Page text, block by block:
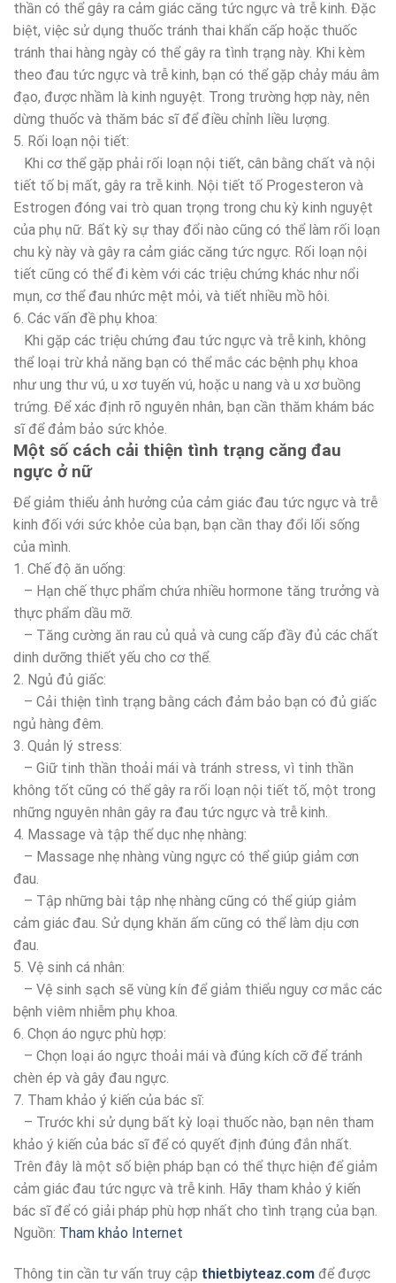
thần có thể gây ra cảm giác căng tức ngực và trễ kinh. Đặc
biệt, việc sử dụng thuốc tránh thai khẩn cấp hoặc thuốc
tránh thai hàng ngày có thể gây ra tình trạng này. Khi kèm
theo đau tức ngực và trễ kinh, bạn có thể gặp chảy máu âm
đạo, được nhầm là kinh nguyệt. Trong trường hợp này, nên
dừng thuốc và thăm bác sĩ để điều chỉnh liều lượng.
5. Rối loạn nội tiết:
Khi cơ thể gặp phải rối loạn nội tiết, cân bằng chất và nội
tiết tố bị mất, gây ra trễ kinh. Nội tiết tố Progesteron và
Estrogen đóng vai trò quan trọng trong chu kỳ kinh nguyệt
của phụ nữ. Bất kỳ sự thay đổi nào cũng có thể làm rối loạn
chu kỳ này và gây ra cảm giác căng tức ngực. Rối loạn nội
tiết cũng có thể đi kèm với các triệu chứng khác như nổi
mụn, cơ thể đau nhức mệt mỏi, và tiết nhiều mồ hôi.
6. Các vấn đề phụ khoa:
Khi gặp các triệu chứng đau tức ngực và trễ kinh, không
thể loại trừ khả năng bạn có thể mắc các bệnh phụ khoa
như ung thư vú, u xơ tuyến vú, hoặc u nang và u xơ buồng
trứng. Để xác định rõ nguyên nhân, bạn cần thăm khám bác
sĩ để đảm bảo sức khỏe.
Một số cách cải thiện tình trạng căng đau
ngực ở nữ
Để giảm thiểu ảnh hưởng của cảm giác đau tức ngực và trễ
kinh đối với sức khỏe của bạn, bạn cần thay đổi lối sống
của mình.
1. Chế độ ăn uống:
– Hạn chế thực phẩm chứa nhiều hormone tăng trưởng và
thực phẩm dầu mỡ.
– Tăng cường ăn rau củ quả và cung cấp đầy đủ các chất
dinh dưỡng thiết yếu cho cơ thể.
2. Ngủ đủ giấc:
– Cải thiện tình trạng bằng cách đảm bảo bạn có đủ giấc
ngủ hàng đêm.
3. Quản lý stress:
– Giữ tinh thần thoải mái và tránh stress, vì tinh thần
không tốt cũng có thể gây ra rối loạn nội tiết tố, một trong
những nguyên nhân gây ra đau tức ngực và trễ kinh.
4. Massage và tập thể dục nhẹ nhàng:
– Massage nhẹ nhàng vùng ngực có thể giúp giảm cơn
đau.
– Tập những bài tập nhẹ nhàng cũng có thể giúp giảm
cảm giác đau. Sử dụng khăn ấm cũng có thể làm dịu cơn
đau.
5. Vệ sinh cá nhân:
– Vệ sinh sạch sẽ vùng kín để giảm thiểu nguy cơ mắc các
bệnh viêm nhiễm phụ khoa.
6. Chọn áo ngực phù hợp:
– Chọn loại áo ngực thoải mái và đúng kích cỡ để tránh
chèn ép và gây đau ngực.
7. Tham khảo ý kiến của bác sĩ:
– Trước khi sử dụng bất kỳ loại thuốc nào, bạn nên tham
khảo ý kiến của bác sĩ để có quyết định đúng đắn nhất.
Trên đây là một số biện pháp bạn có thể thực hiện để giảm
cảm giác đau tức ngực và trễ kinh. Hãy tham khảo ý kiến
bác sĩ để có giải pháp phù hợp nhất cho tình trạng của bạn.
Nguồn: Tham khảo Internet
Thông tin cần tư vấn truy cập thietbiyteaz.com để được